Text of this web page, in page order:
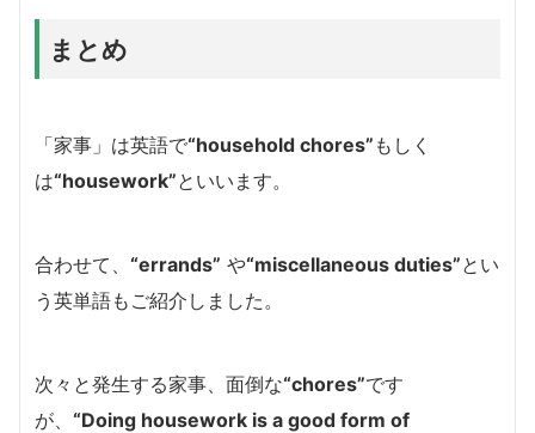
まとめ
「家事」は英語で“household chores” もしく
は“housework”といいます。
合わせて、 “errands” や“miscellaneous duties”とい
う英単語もご紹介しました。
次々と発生する家事、面倒な“chores”です
が、 “Doing housework is a good form of